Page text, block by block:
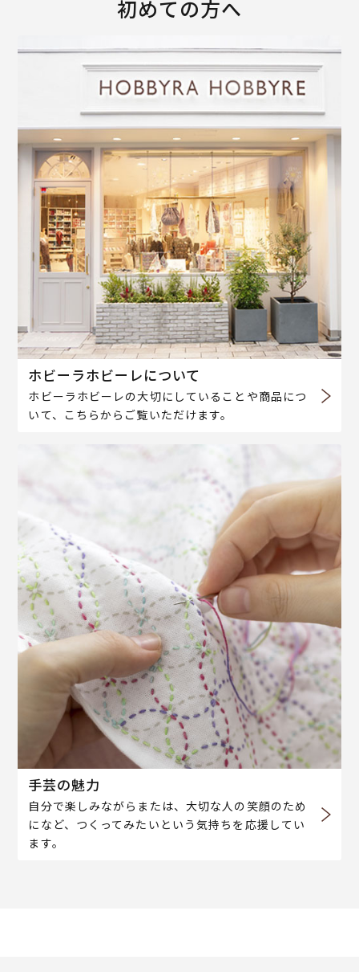
初めての方へ
ホビーラホビーレについて
ホビーラホビーレの大切にしていることや商品につ
いて、こちらからご覧いただけます。
手芸の魅力
自分で楽しみながらまたは、大切な人の笑顔のため
になど、つくってみたいという気持ちを応援してい
ます。